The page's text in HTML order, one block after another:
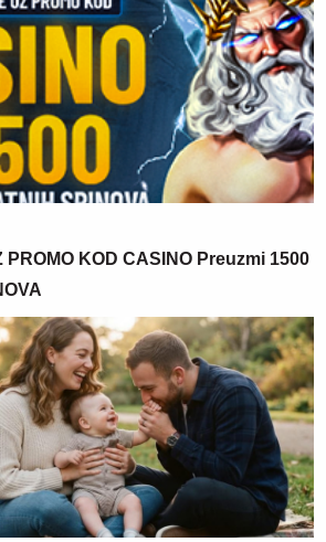
PROMO KOD CASINO Preuzmi 1500